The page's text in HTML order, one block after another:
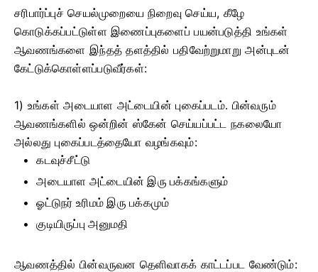
சரிபார்ப்புச் செயல்முறையை நிறைவு செய்ய, கீழே
கொடுக்கப்பட்டுள்ள இணைப்புகளைப் பயன்படுத்தி உங்கள்
ஆவணங்களை இந்தத் தளத்தில் பதிவேற்றுமாறு அன்புடன்
கேட்டுக்கொள்ளப்படுவீர்கள்:
1) உங்கள் அடையாள அட்டையின் புகைப்படம். பின்வரும்
ஆவணங்களில் ஒன்றின் ஸ்கேன் செய்யப்பட்ட நகலையோ
அல்லது புகைப்படத்தையோ வழங்கவும்:
கடவுச்சீட்டு
அடையாள அட்டையின் இரு பக்கங்களும்
ஓட்டுநர் உரிமம் இரு பக்கமும்
குடியிருப்பு அனுமதி
ஆவணத்தில் பின்வருவன தெளிவாகக் காட்டப்பட வேண்டும்: